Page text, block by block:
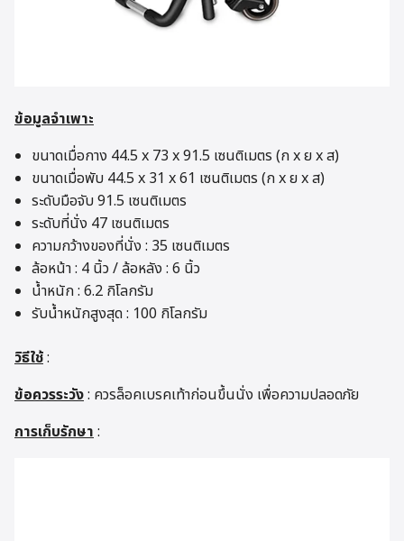
ข้อมูลจำเพาะ
ขนาดเมื่อกาง 44.5 x 73 x 91.5 เซนติเมตร (ก x ย x ส)
ขนาดเมื่อพับ 44.5 x 31 x 61 เซนติเมตร (ก x ย x ส)
ระดับมือจับ 91.5 เซนติเมตร
ระดับที่นั่ง 47 เซนติเมตร
ความกว้างของที่นั่ง : 35 เซนติเมตร
ล้อหน้า : 4 นิ้ว / ล้อหลัง : 6 นิ้ว
น้ำหนัก : 6.2 กิโลกรัม
รับน้ำหนักสูงสุด : 100 กิโลกรัม
วิธีใช้:
ข้อควรระวัง: ควรล็อคเบรคเท้าก่อนขึ้นนั่ง เพื่อความปลอดภัย
การเก็บรักษา :